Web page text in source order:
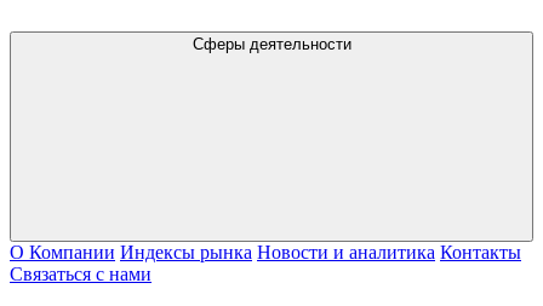
Сферы деятельности
О Компании Индексы рынка Новости и аналитика Контакты
Связаться с нами